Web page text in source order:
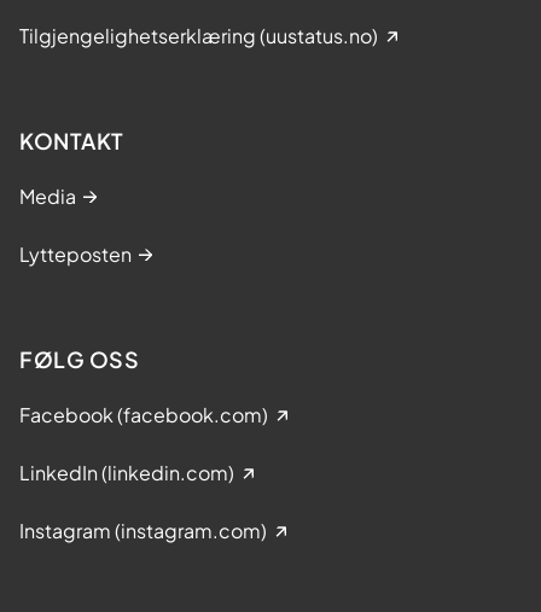
Tilgjengelighetserklæring (uustatus.no)
KONTAKT
Media
Lytteposten
FØLG OSS
Facebook (facebook.com)
LinkedIn (linkedin.com)
Instagram (instagram.com)